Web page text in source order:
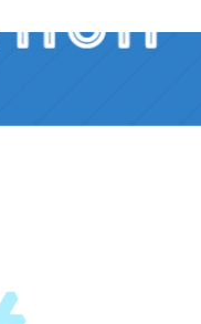
Français